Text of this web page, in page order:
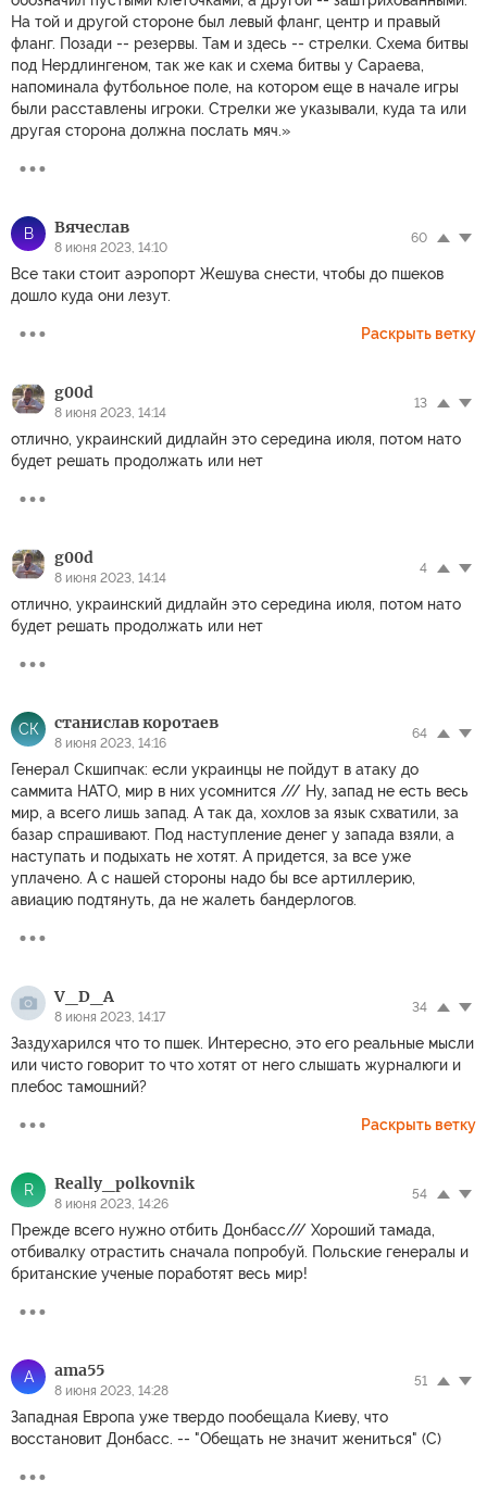
На той и другой стороне был левый фланг, центр и правый
фланг. Позади -- резервы. Там и здесь -- стрелки. Схема битвы
под Нердлингеном, так же как и схема битвы у Сараева,
напоминала футбольное поле, на котором еще в начале игры
были расставлены игроки. Стрелки же указывали, куда та или
другая сторона должна послать мяч.»
В Вячеслав
8 июня 2023, 14:10
60
Все таки стоит аэропорт Жешува снести, чтобы до пшеков
дошло куда они лезут.
Раскрыть ветку
g00d
8 июня 2023, 14:14
13
отлично, украинский дидлайн это середина июля, потом нато
будет решать продолжать или нет
g00d
8 июня 2023, 14:14
4
отлично, украинский дидлайн это середина июля, потом нато
будет решать продолжать или нет
СК станислав коротаев
8 июня 2023, 14:16
64
Генерал Скшипчак: если украинцы не пойдут в атаку до
саммита НАТО, мир в них усомнится /// Ну, запад не есть весь
мир, а всего лишь запад. А так да, хохлов за язык схватили, за
базар спрашивают. Под наступление денег у запада взяли, а
наступать и подыхать не хотят. А придется, за все уже
уплачено. А с нашей стороны надо бы все артиллерию,
авиацию подтянуть, да не жалеть бандерлогов.
V_D_A
8 июня 2023, 14:17
34
Заздухарился что то пшек. Интересно, это его реальные мысли
или чисто говорит то что хотят от него слышать журналюги и
плебос тамошний?
Раскрыть ветку
R Really_polkovnik
8 июня 2023, 14:26
54
Прежде всего нужно отбить Донбасс/// Хороший тамада,
отбивалку отрастить сначала попробуй. Польские генералы и
британские ученые поработят весь мир!
A ama55
8 июня 2023, 14:28
51
Западная Европа уже твердо пообещала Киеву, что
восстановит Донбасс. -- "Обещать не значит жениться" (С)